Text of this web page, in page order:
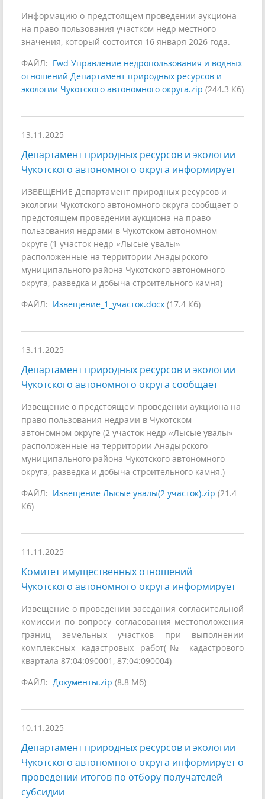
Информацию о предстоящем проведении аукциона
на право пользования участком недр местного
значения, который состоится 16 января 2026 года.
ФАЙЛ: Fwd Управление недропользования и водных
отношений Департамент природных ресурсов и
экологии Чукотского автономного округа.zip (244.3 Кб)
13.11.2025
Департамент природных ресурсов и экологии
Чукотского автономного округа информирует
ИЗВЕЩЕНИЕ Департамент природных ресурсов и
экологии Чукотского автономного округа сообщает о
предстоящем проведении аукциона на право
пользования недрами в Чукотском автономном
округе (1 участок недр «Лысые увалы»
расположенные на территории Анадырского
муниципального района Чукотского автономного
округа, разведка и добыча строительного камня)
ФАЙЛ: Извещение_1_участок.docx (17.4 Кб)
13.11.2025
Департамент природных ресурсов и экологии
Чукотского автономного округа сообщает
Извещение о предстоящем проведении аукциона на
право пользования недрами в Чукотском
автономном округе (2 участок недр «Лысые увалы»
расположенные на территории Анадырского
муниципального района Чукотского автономного
округа, разведка и добыча строительного камня.)
ФАЙЛ: Извещение Лысые увалы(2 участок).zip (21.4
Кб)
11.11.2025
Комитет имущественных отношений
Чукотского автономного округа информирует
Извещение о проведении заседания согласительной
комиссии по вопросу согласования местоположения
границ земельных участков при выполнении
комплексных кадастровых работ(№ кадастрового
квартала 87:04:090001, 87:04:090004)
ФАЙЛ: Документы.zip (8.8 Мб)
10.11.2025
Департамент природных ресурсов и экологии
Чукотского автономного округа информирует о
проведении итогов по отбору получателей
субсидии